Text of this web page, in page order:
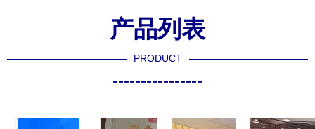
产品列表
PRODUCT
----------------